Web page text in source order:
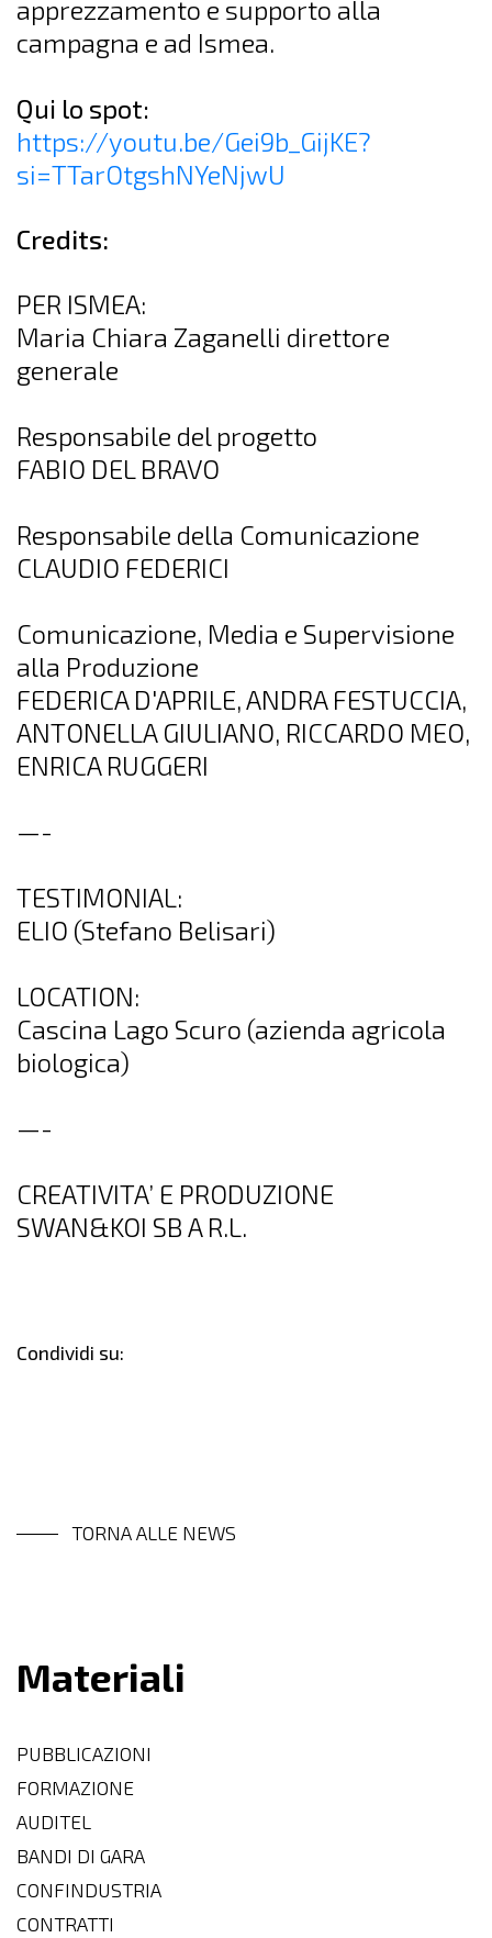
apprezzamento e supporto alla
campagna e ad Ismea.
Qui lo spot:
https://youtu.be/Gei9b_GijKE?
si=TTarOtgshNYeNjwU
Credits:
PER ISMEA:
Maria Chiara Zaganelli direttore
generale
Responsabile del progetto
FABIO DEL BRAVO
Responsabile della Comunicazione
CLAUDIO FEDERICI
Comunicazione, Media e Supervisione
alla Produzione
FEDERICA D'APRILE, ANDRA FESTUCCIA,
ANTONELLA GIULIANO, RICCARDO MEO,
ENRICA RUGGERI
—-
TESTIMONIAL:
ELIO (Stefano Belisari)
LOCATION:
Cascina Lago Scuro (azienda agricola
biologica)
—-
CREATIVITA’ E PRODUZIONE
SWAN&KOI SB A R.L.
Condividi su:
TORNA ALLE NEWS
Materiali
PUBBLICAZIONI
FORMAZIONE
AUDITEL
BANDI DI GARA
CONFINDUSTRIA
CONTRATTI